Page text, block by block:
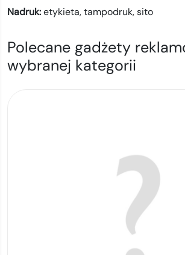
Nadruk:etykieta,tampodruk,sito
Polecane gadżety
wybranej kategorii